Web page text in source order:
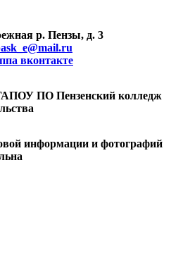
р. Пензы, д. 3
вконтакте
ПО Пензенский колледж
информации и фотографий